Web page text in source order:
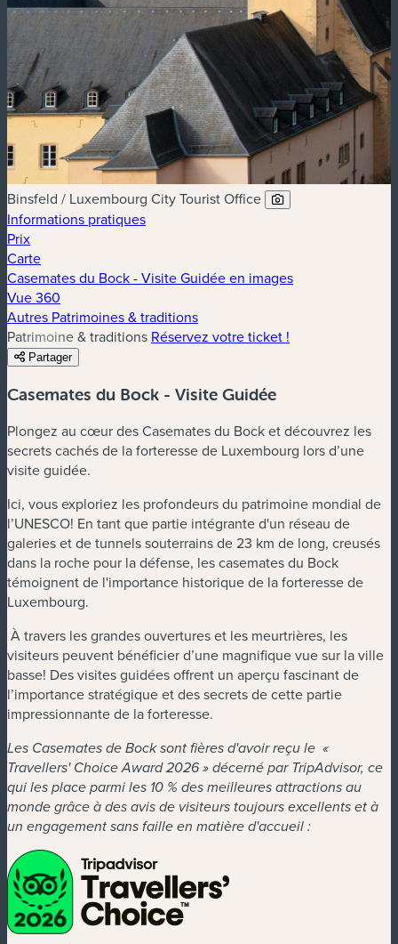
Binsfeld / Luxembourg City Tourist Office
Informations pratiques
Prix
Carte
Casemates du Bock - Visite Guidée en images
Vue 360
Autres Patrimoines & traditions
Patrimoine & traditions Réservez votre ticket !
Partager
Casemates du Bock - Visite Guidée
Plongez au cœur des Casemates du Bock et découvrez les
secrets cachés de la forteresse de Luxembourg lors d’une
visite guidée.
Ici, vous exploriez les profondeurs du patrimoine mondial de
l’UNESCO! En tant que partie intégrante d'un réseau de
galeries et de tunnels souterrains de 23 km de long, creusés
dans la roche pour la défense, les casemates du Bock
témoignent de l'importance historique de la forteresse de
Luxembourg.
À travers les grandes ouvertures et les meurtrières, les
visiteurs peuvent bénéficier d’une magnifique vue sur la ville
basse! Des visites guidées offrent un aperçu fascinant de
l’importance stratégique et des secrets de cette partie
impressionnante de la forteresse.
Les Casemates de Bock sont fières d'avoir reçu le «
Travellers' Choice Award 2026 » décerné par TripAdvisor, ce
qui les place parmi les 10 % des meilleures attractions au
monde grâce à des avis de visiteurs toujours excellents et à
un engagement sans faille en matière d'accueil :